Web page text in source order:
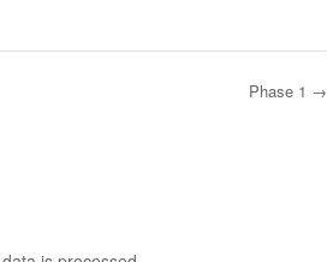
Phase 1 →